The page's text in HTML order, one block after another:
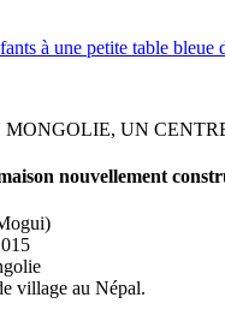
UN
village au Népal.